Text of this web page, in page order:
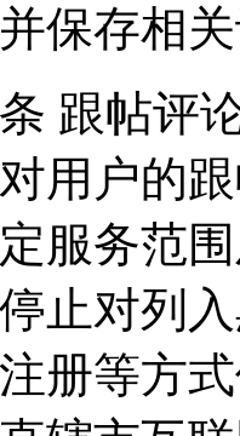
保存相关
跟帖评
用户的
服务范
止对列
册等方